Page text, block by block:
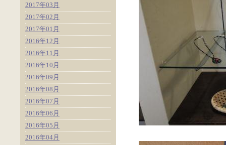
2017年03月
2017年02月
2017年01月
2016年12月
2016年11月
2016年10月
2016年09月
2016年08月
2016年07月
2016年06月
2016年05月
2016年04月